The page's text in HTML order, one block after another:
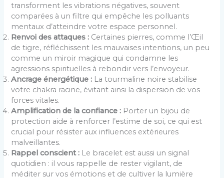
transforment les vibrations négatives, souvent
comparées à un filtre qui empêche les polluants
mentaux d’atteindre votre espace personnel.
Renvoi des attaques : Certaines pierres, comme l’Œil
de tigre, réfléchissent les mauvaises intentions, un peu
comme un miroir magique qui condamne les
agressions spirituelles à rebondir vers l’envoyeur.
Ancrage énergétique : La tourmaline noire stabilise
votre chakra racine, évitant ainsi la dispersion de vos
forces vitales.
Amplification de la confiance : Porter un bijou de
protection aide à renforcer l’estime de soi, ce qui est
crucial pour résister aux influences extérieures
malveillantes.
Rappel conscient : Le bracelet est aussi un signal
quotidien : il vous rappelle de rester vigilant, de
méditer sur vos émotions et de cultiver la lumière